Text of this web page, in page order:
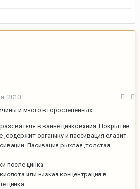
2010
и много второстепенных.
в ванне цинкования. Покрытие
,содержит органику и пассивация слазит.
Пасивация рыхлая ,толстая
после цинка
или низкая концентрация в
цинка